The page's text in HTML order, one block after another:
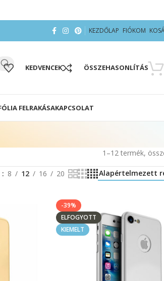
KEZDŐLAP FIÓKOM
KEDVENCEK ÖSSZEHASONLÍTÁS
FELRAKÁSAKAPCSOLAT
1–12 termék,
8 12 16 20
-39%
ELFOGYOTT
KIEMELT